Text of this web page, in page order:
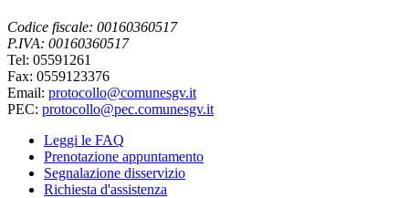
Codice fiscale: 00160360517
P.IVA: 00160360517
Tel: 05591261
Fax: 0559123376
Email: protocollo@comunesgv.it
PEC: protocollo@pec.comunesgv.it
Leggi le FAQ
Prenotazione appuntamento
Segnalazione disservizio
Richiesta d'assistenza